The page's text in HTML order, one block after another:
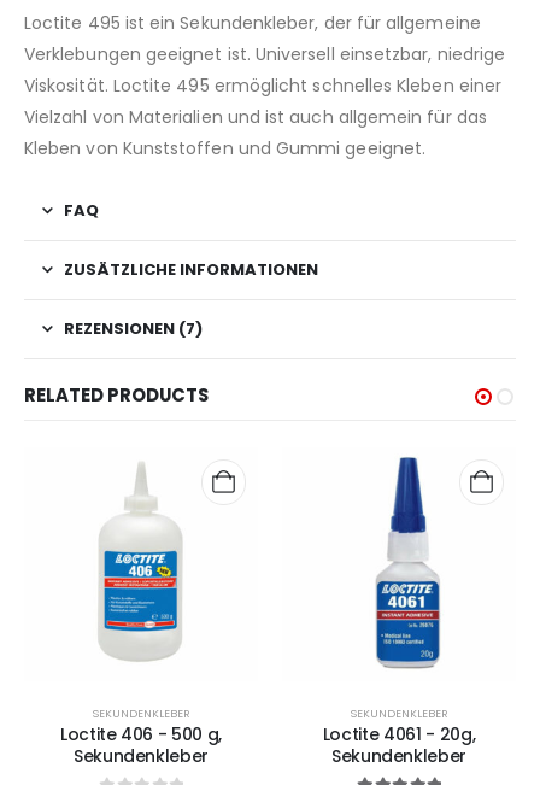
Loctite 495 ist ein Sekundenkleber, der für allgemeine
Verklebungen geeignet ist. Universell einsetzbar, niedrige
Viskosität. Loctite 495 ermöglicht schnelles Kleben einer
Vielzahl von Materialien und ist auch allgemein für das
Kleben von Kunststoffen und Gummi geeignet.
FAQ
ZUSÄTZLICHE INFORMATIONEN
REZENSIONEN (7)
RELATED PRODUCTS
SEKUNDENKLEBER
Loctite 406 - 500 g,
Sekundenkleber
SEKUNDENKLEBER
Loctite 4061 - 20g,
Sekundenkleber